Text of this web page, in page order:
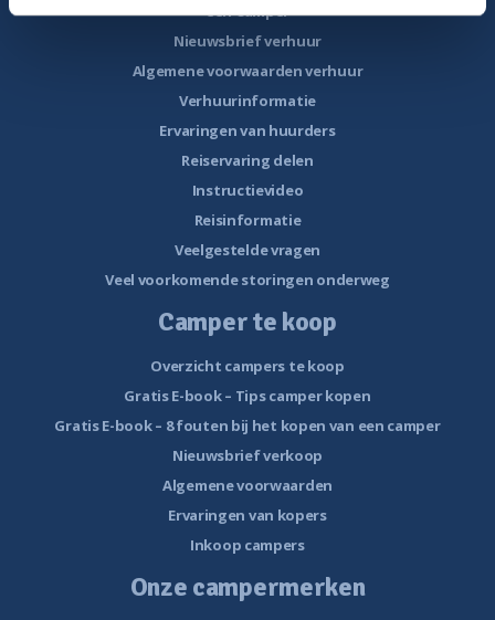
een Camper
Nieuwsbrief verhuur
Algemene voorwaarden verhuur
Verhuurinformatie
Ervaringen van huurders
Reiservaring delen
Instructievideo
Reisinformatie
Veelgestelde vragen
Veel voorkomende storingen onderweg
Camper te koop
Overzicht campers te koop
Gratis E-book – Tips camper kopen
Gratis E-book – 8 fouten bij het kopen van een camper
Nieuwsbrief verkoop
Algemene voorwaarden
Ervaringen van kopers
Inkoop campers
Onze campermerken